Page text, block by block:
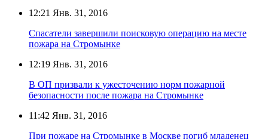
12:21 Янв. 31, 2016
Спасатели завершили поисковую операцию на месте
пожара на Стромынке
12:19 Янв. 31, 2016
В ОП призвали к ужесточению норм пожарной
безопасности после пожара на Стромынке
11:42 Янв. 31, 2016
При пожаре на Стромынке в Москве погиб младенец